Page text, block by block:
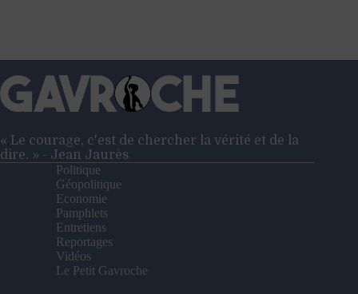
« Le courage, c'est de chercher la vérité et de la
dire. » - Jean Jaurès
Politique
Géopolitique
Economie
Pamphlets
Entretiens
Reportages
Vidéos
Le Petit Gavroche